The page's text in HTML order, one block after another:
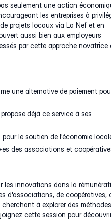
seulement une action
les entreprises à
projets locaux via La Nef et en
aussi bien aux employeurs
par cette approche novatrice
une alternative de paiement
déjà ce service à ses
le soutien de l'économie
des associations et
les innovations dans la
d'associations, de coopératives,
à explorer des
cette session pour